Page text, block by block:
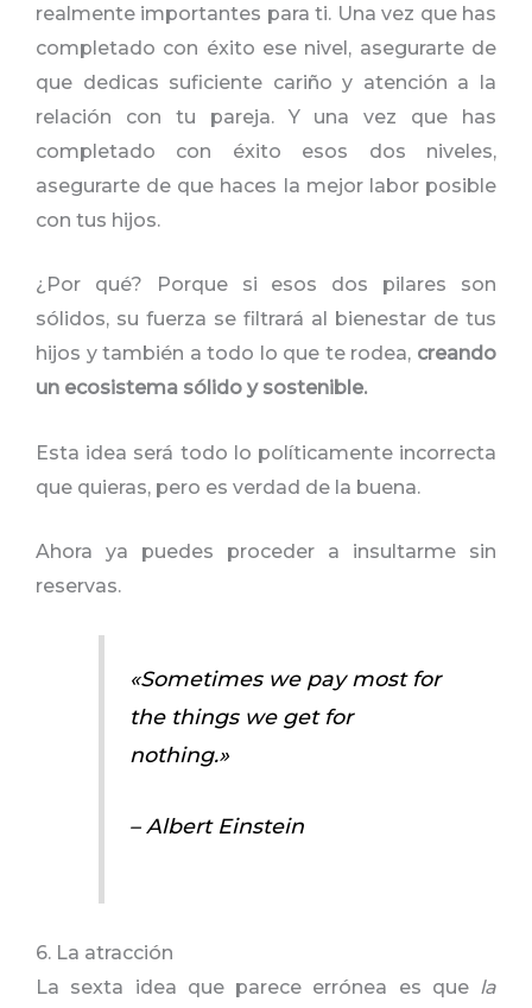
realmente importantes para ti. Una vez que has
completado con éxito ese nivel, asegurarte de
que dedicas suficiente cariño y atención a la
relación con tu pareja. Y una vez que has
completado con éxito esos dos niveles,
asegurarte de que haces la mejor labor posible
con tus hijos.
¿Por qué? Porque si esos dos pilares son
sólidos, su fuerza se filtrará al bienestar de tus
hijos y también a todo lo que te rodea, creando
un ecosistema sólido y sostenible.
Esta idea será todo lo políticamente incorrecta
que quieras, pero es verdad de la buena.
Ahora ya puedes proceder a insultarme sin
reservas.
«Sometimes we pay most for
the things we get for
nothing.»
– Albert Einstein
6. La atracción
La sexta idea que parece errónea es que la